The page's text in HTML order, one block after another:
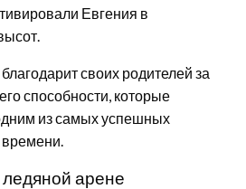
Евгения в
своих родителей за
способности, которые
из самых успешных
арене